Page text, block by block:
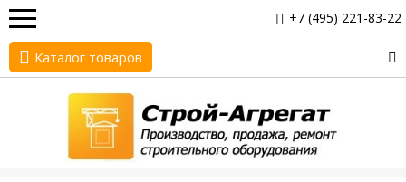
+7 (495) 221-83-22
Каталог товаров